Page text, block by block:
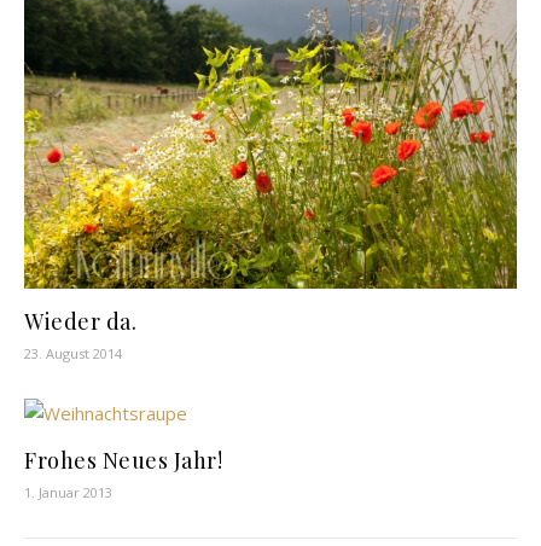
Wieder da.
23. August 2014
Frohes Neues Jahr!
1. Januar 2013